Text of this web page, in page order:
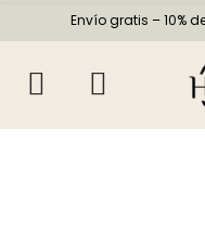
Envío gratis – 10%